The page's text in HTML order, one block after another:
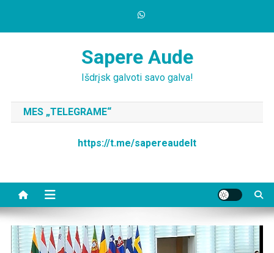
Sapere Aude
Išdrįsk galvoti savo galva!
MES „TELEGRAME“
https://t.me/sapereaudelt